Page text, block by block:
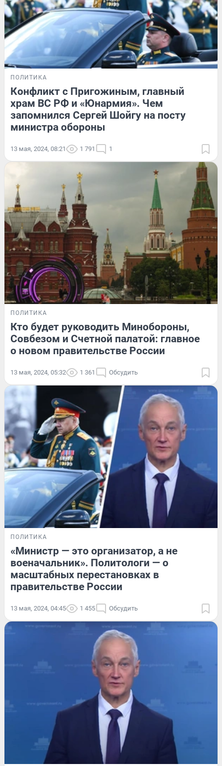
ПОЛИТИКА
Конфликт с Пригожиным, главный
храм ВС РФ и «Юнармия». Чем
запомнился Сергей Шойгу на посту
министра обороны
13 мая, 2024, 08:21 1 791 1
ПОЛИТИКА
Кто будет руководить Минобороны,
Совбезом и Счетной палатой: главное
о новом правительстве России
13 мая, 2024, 05:32 1 361 Обсудить
ПОЛИТИКА
«Министр — это организатор, а не
военачальник». Политологи — о
масштабных перестановках в
правительстве России
13 мая, 2024, 04:45 1 455 Обсудить